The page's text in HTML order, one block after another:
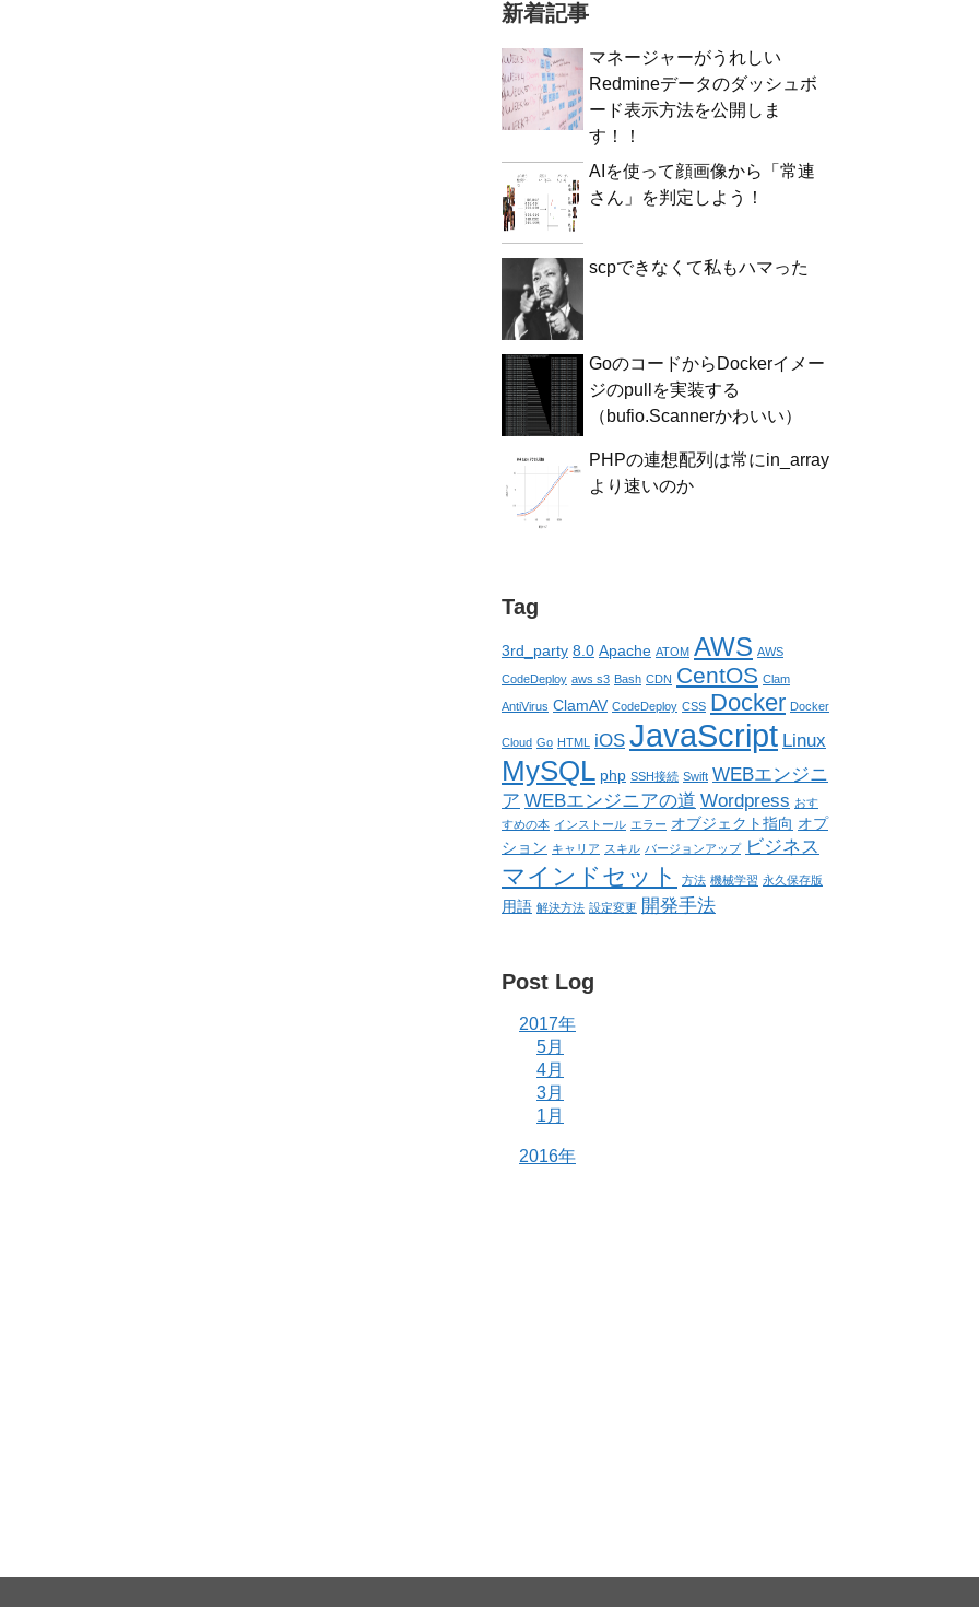
新着記事
マネージャーがうれしい
Redmineデータのダッシュボ
ード表示方法を公開しま
す！！
AIを使って顔画像から「常連
さん」を判定しよう！
scpできなくて私もハマった
GoのコードからDockerイメー
ジのpullを実装する
（bufio.Scannerかわいい）
PHPの連想配列は常にin_array
より速いのか
Tag
3rd_party 8.0 Apache ATOM AWS AWS
CodeDeploy aws s3 Bash CDN CentOS Clam
AntiVirus ClamAV CodeDeploy CSS Docker Docker
Cloud Go HTML iOS JavaScript Linux
MySQL php SSH接続 Swift WEBエンジニ
ア WEBエンジニアの道 Wordpress おす
すめの本 インストール エラー オブジェクト指向 オプ
ション キャリア スキル バージョンアップ ビジネス
マインドセット 方法 機械学習 永久保存版
用語 解決方法 設定変更 開発手法
Post Log
2017年
5月
4月
3月
1月
2016年